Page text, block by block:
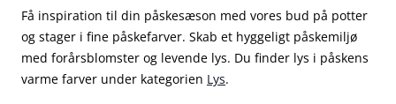
Få inspiration til din påskesæson med vores bud på potter
og stager i fine påskefarver. Skab et hyggeligt påskemiljø
med forårsblomster og levende lys. Du finder lys i påskens
varme farver under kategorien Lys.